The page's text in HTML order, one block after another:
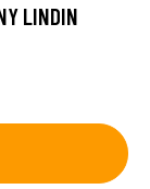
LINDIN